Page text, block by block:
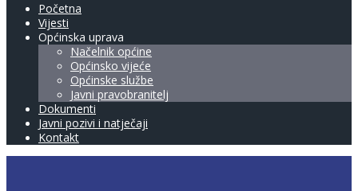
Početna
Vijesti
Općinska uprava
Načelnik općine
Općinsko vijeće
Općinske službe
Javni pravobranitelj
Dokumenti
Javni pozivi i natječaji
Kontakt